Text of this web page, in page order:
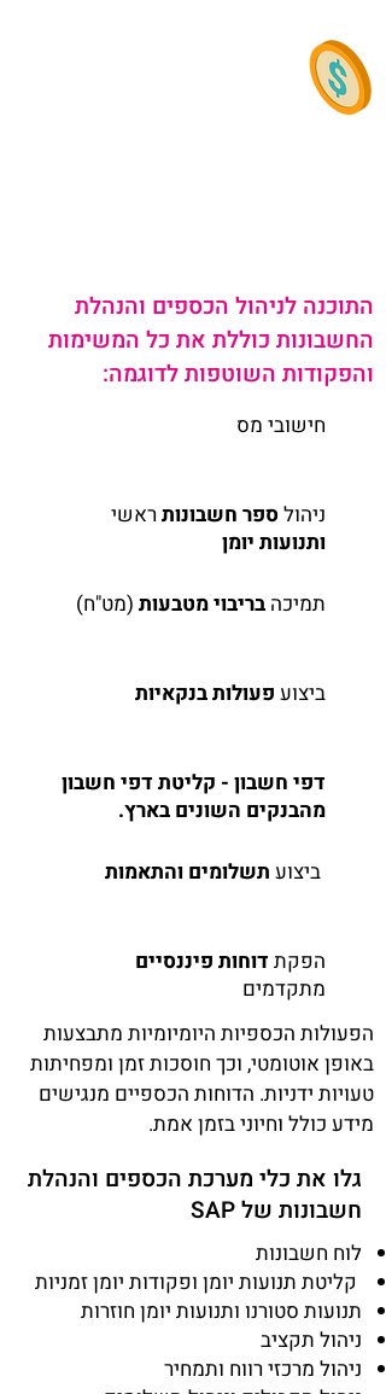
התוכנה לניהול הכספים והנהלת
החשבונות כוללת את כל המשימות
והפקודות השוטפות לדוגמה:
חישובי מס
ניהולספר חשבונות ראשי
ותנועות יומן
תמיכה בריבוי מטבעות (מט"ח)
ביצוע פעולות בנקאיות
דפי חשבון - קליטת דפי חשבון
מהבנקים השונים בארץ.
ביצוע תשלומים והתאמות
הפקת דוחות פיננסיים
מתקדמים
הפעולות הכספיות היומיומיות מתבצעות
באופן אוטומטי, וכך חוסכות זמן ומפחיתות
טעויות ידניות. הדוחות הכספיים מנגישים
מידע כולל וחיוני בזמן אמת.
גלו את כלי מערכת הכספים והנהלת
חשבונות של SAP
לוח חשבונות
קליטת תנועות יומן ופקודות יומן זמניות
תנועות סטורנו ותנועות יומן חוזרות
ניהול תקציב
ניהול מרכזי רווח ותמחיר